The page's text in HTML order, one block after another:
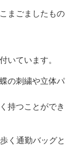
まごましたもの
いています。
の刺繍や立体パ
持つことができ
く通勤バッグと